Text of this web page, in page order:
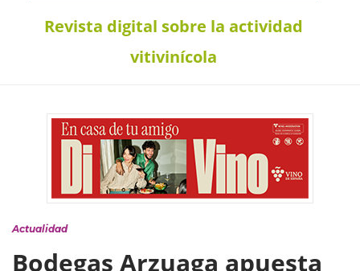
Revista digital sobre la actividad
vitivinícola
Actualidad
Bodegas Arzuaga apuesta